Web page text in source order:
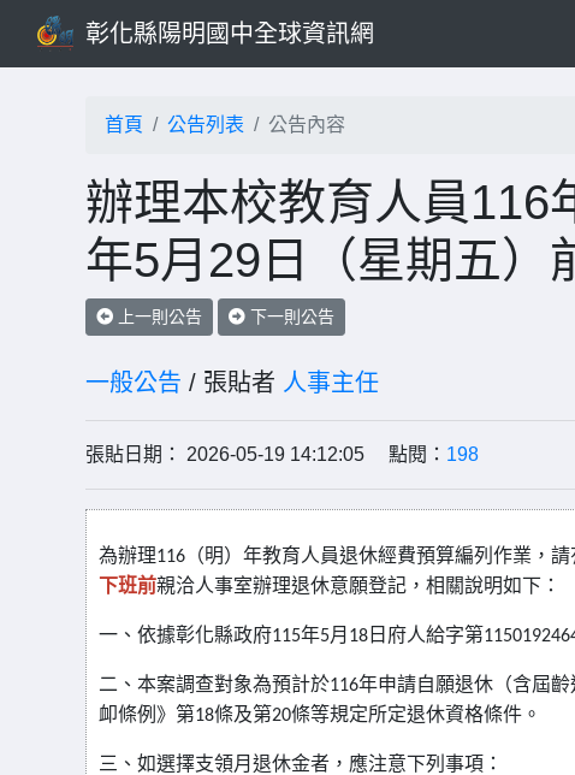
彰化縣陽明國中全球資訊網
首頁 公告列表 公告內容
辦理本校教育人員116
年5月29日（星期五）
上一則公告 下一則公告
一般公告 / 張貼者 人事主任
張貼日期： 2026-05-19 14:12:05 點閱： 198
為辦理116 （明）年教育人員退休經費預算編列作業，
下班前親洽人事室辦理退休意願登記，相關說明如下：
一、依據彰化縣政府115年5月 18 日府人給字第
二、本案調查對象為預計於116年申請自願退休（含屆
卹條例》第18條及第20條等規定所定退休資格條件。
三、如選擇支領月退休金者，應注意下列事項：